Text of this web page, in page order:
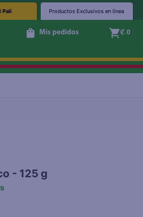
Palí Productos Exclusivos en línea
Mis pedidos ₡ 0
- 125 g